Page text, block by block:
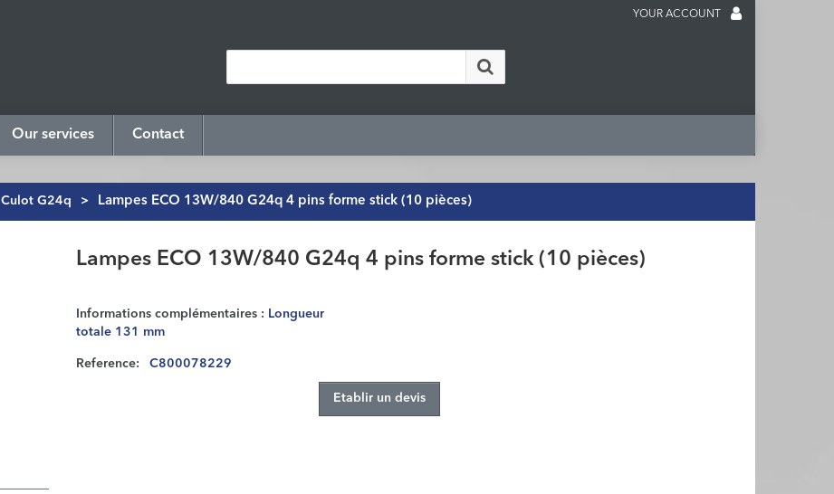
YOUR ACCOUNT
Our services Contact
Culot G24q > Lampes ECO 13W/840 G24q 4 pins forme stick (10 pièces)
Lampes ECO 13W/840 G24q 4 pins forme stick (10 pièces)
Informations complémentaires : Longueur
totale 131 mm
Reference: C800078229
Etablir un devis